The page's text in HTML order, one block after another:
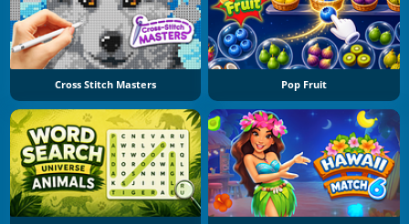
Cross Stitch Masters Pop Fruit